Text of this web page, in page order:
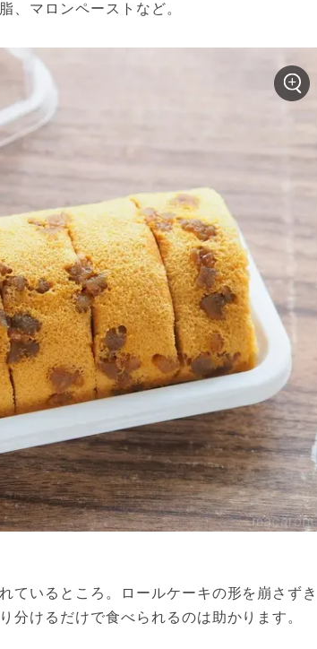
、マロンペーストなど。
ているところ。ロールケーキの形を崩さずき
分けるだけで食べられるのは助かります。